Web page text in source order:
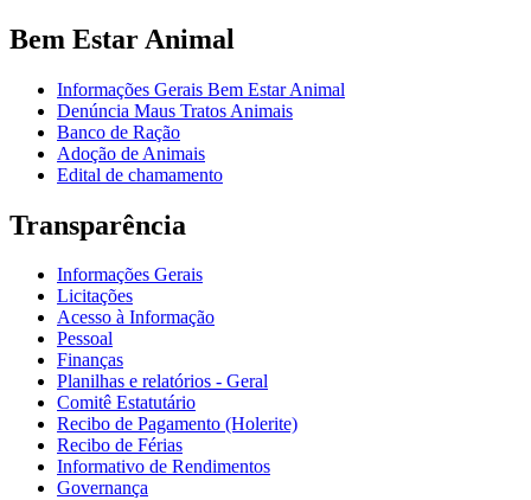
Bem Estar Animal
Informações Gerais Bem Estar Animal
Denúncia Maus Tratos Animais
Banco de Ração
Adoção de Animais
Edital de chamamento
Transparência
Informações Gerais
Licitações
Acesso à Informação
Pessoal
Finanças
Planilhas e relatórios - Geral
Comitê Estatutário
Recibo de Pagamento (Holerite)
Recibo de Férias
Informativo de Rendimentos
Governança